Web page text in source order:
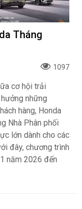
Tháng
1097
cơ hội trải
những
hàng, Honda
Nhà Phân phối
lớn dành cho các
đây, chương trình
năm 2026 đến